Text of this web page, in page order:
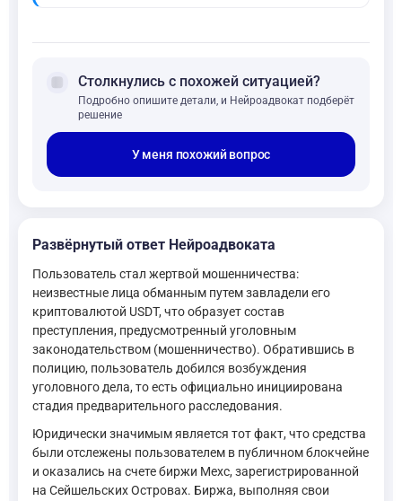
forum Столкнулись с похожей ситуацией?
Подробно опишите детали, и Нейроадвокат подберёт
решение
У меня похожий вопрос
Развёрнутый ответ Нейроадвоката
Пользователь стал жертвой мошенничества:
неизвестные лица обманным путем завладели его
криптовалютой USDT, что образует состав
преступления, предусмотренный уголовным
законодательством (мошенничество). Обратившись в
полицию, пользователь добился возбуждения
уголовного дела, то есть официально инициирована
стадия предварительного расследования.
Юридически значимым является тот факт, что средства
были отслежены пользователем в публичном блокчейне
и оказались на счете биржи Mexc, зарегистрированной
на Сейшельских Островах. Биржа, выполняя свои